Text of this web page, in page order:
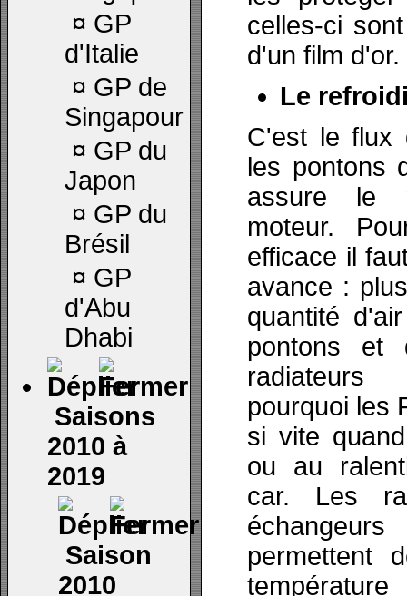
¤ GP
d'Italie
¤ GP de
Singapour
¤ GP du
Japon
¤ GP du
Brésil
¤ GP
d'Abu
Dhabi
Saisons
2010 à
2019
Saison
2010
celles-ci
d'un film d'or.
Le
C'est le flux
les pontons
assure le
moteur.
efficace il
avance :
quantité
pontons et
radiateurs
pourquoi les
si vite
ou au
car. Les
permettent